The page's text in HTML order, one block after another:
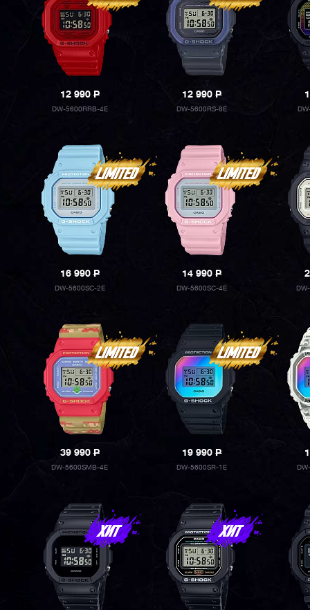
12 990P
DW-5600RRB-4E
12 990P
DW-5600RS-8E
16 990P
DW-5600SC-2E
14 990P
DW-5600SC-4E
39 990P
DW-5600SMB-4E
19 990P
DW-5600SR-1E